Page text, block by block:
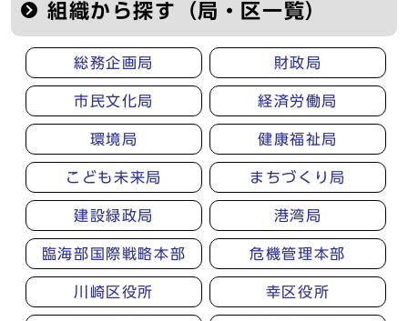
組織から探す（局・区一覧）
総務企画局 財政局
市民文化局 経済労働局
環境局 健康福祉局
こども未来局 まちづくり局
建設緑政局 港湾局
臨海部国際戦略本部 危機管理本部
川崎区役所 幸区役所